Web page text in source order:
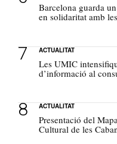
Barcelona guarda
en solidaritat amb
ACTUALITAT
Les UMIC
d’informació al
ACTUALITAT
Presentació del
Cultural de les